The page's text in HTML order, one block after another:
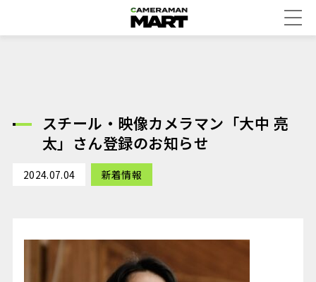
スチール・映像カメラマン「大中 亮
太」さん登録のお知らせ
2024.07.04 新着情報